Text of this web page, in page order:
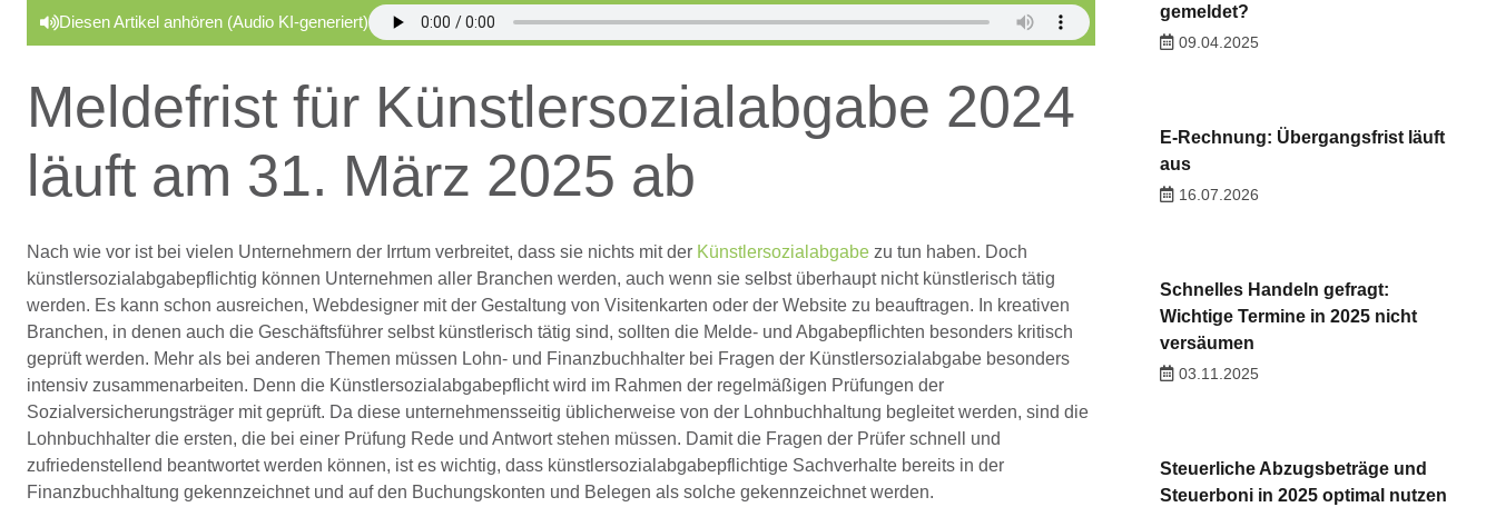
Diesen Artikel anhören (Audio KI-generiert)
Meldefrist für Künstlersozialabgabe 2024
läuft am 31. März 2025 ab
Nach wie vor ist bei vielen Unternehmern der Irrtum verbreitet, dass sie nichts mit der Künstlersozialabgabe zu tun haben. Doch
künstlersozialabgabepflichtig können Unternehmen aller Branchen werden, auch wenn sie selbst überhaupt nicht künstlerisch tätig
werden. Es kann schon ausreichen, Webdesigner mit der Gestaltung von Visitenkarten oder der Website zu beauftragen. In kreativen
Branchen, in denen auch die Geschäftsführer selbst künstlerisch tätig sind, sollten die Melde- und Abgabepflichten besonders kritisch
geprüft werden. Mehr als bei anderen Themen müssen Lohn- und Finanzbuchhalter bei Fragen der Künstlersozialabgabe besonders
intensiv zusammenarbeiten. Denn die Künstlersozialabgabepflicht wird im Rahmen der regelmäßigen Prüfungen der
Sozialversicherungsträger mit geprüft. Da diese unternehmensseitig üblicherweise von der Lohnbuchhaltung begleitet werden, sind die
Lohnbuchhalter die ersten, die bei einer Prüfung Rede und Antwort stehen müssen. Damit die Fragen der Prüfer schnell und
zufriedenstellend beantwortet werden können, ist es wichtig, dass künstlersozialabgabepflichtige Sachverhalte bereits in der
Finanzbuchhaltung gekennzeichnet und auf den Buchungskonten und Belegen als solche gekennzeichnet werden.
gemeldet?
09.04.2025
E-Rechnung: Übergangsfrist läuft
aus
16.07.2026
Schnelles Handeln gefragt:
Wichtige Termine in 2025 nicht
versäumen
03.11.2025
Steuerliche Abzugsbeträge und
Steuerboni in 2025 optimal nutzen